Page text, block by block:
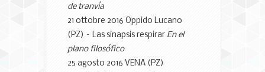
de tranvía
21 ottobre 2016 Oppido Lucano
(PZ) – Las sinapsis respirar En el
plano filosófico
25 agosto 2016 VENA (PZ)